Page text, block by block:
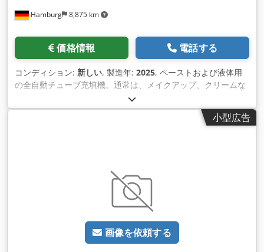
は通常の中古価格よりも安いことが多いのでご了承ください。
庫からすぐに入手できる新しいマシンは 30 ～ 50 種類ありま
す。さらに、お客様の仕様に合わせて製造される機械の納期は
約 3 週間と非常に短くなっています。 - すべてのマシンには完
全な保証が付いています。
Hamburg 8,875 km
価格情報 電話する
コンディション: 新しい, 製造年: 2025, ペーストおよび液体用
の全自動チューブ充填機。通常は、メイクアップ、クリームな
どの化粧品、シャワージェル、ヘアシャンプー、ヘアジェ ル、
歯磨き粉、日焼け止めなどの一般的なケア製品に使用されま
す。アルミ製の既製チューブ（蓋付き）に適しています。印刷
い流します。チューブなしでは充填できない機能も標準機能で
す。水冷システム、バッチ/日付プリンター、空気圧ピス トン
ポンプとレベルセンサー付き貯蔵タンクで構成される投与ユニ
ットが含まれています。 PLC制御、タッチスクリーンで操作し
ます。追加料金のオプション: 加熱式保管容器、保管容器用撹
拌機、さまざまなチューブ径用の追加フォーマット セット (ト
ラフ)、外部チューブ供給リフト。 – 仕様: アイドル時の最大機
小型広告
画像を依頼する